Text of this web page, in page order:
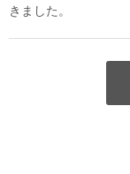
きました。